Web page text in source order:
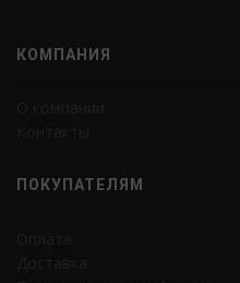
КОМПАНИЯ
ПОКУПАТЕЛЯМ